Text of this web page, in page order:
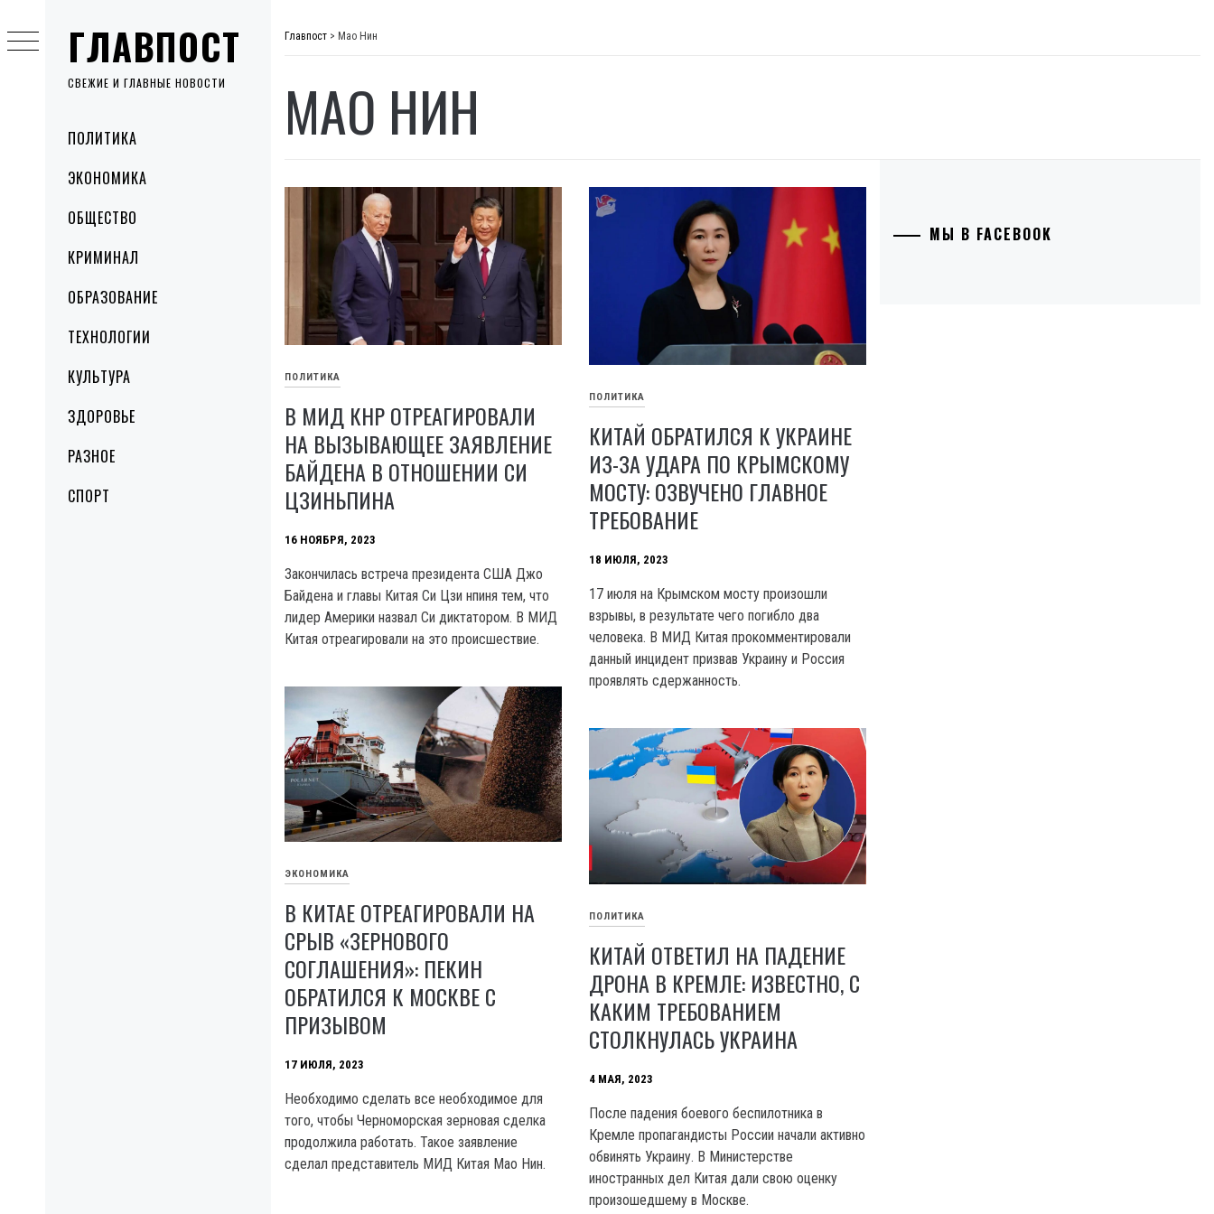
ГЛАВПОСТ
СВЕЖИЕ И ГЛАВНЫЕ НОВОСТИ
MenuПОЛИТИКА
ЭКОНОМИКА
ОБЩЕСТВО
КРИМИНАЛ
ОБРАЗОВАНИЕ
ТЕХНОЛОГИИ
КУЛЬТУРА
ЗДОРОВЬЕ
РАЗНОЕ
СПОРТ
to
content
Главпост > Мао Нин
МАО НИН
ПОЛИТИКА
В МИД КНР ОТРЕАГИРОВАЛИ
НА ВЫЗЫВАЮЩЕЕ ЗАЯВЛЕНИЕ
БАЙДЕНА В ОТНОШЕНИИ СИ
ЦЗИНЬПИНА
16 НОЯБРЯ, 2023
Закончилась встреча президента США Джо
Байдена и главы Китая Си Цзи нпиня тем, что
лидер Америки назвал Си диктатором. В МИД
Китая отреагировали на это происшествие.
ПОЛИТИКА
КИТАЙ ОБРАТИЛСЯ К УКРАИНЕ
ИЗ-ЗА УДАРА ПО КРЫМСКОМУ
МОСТУ: ОЗВУЧЕНО ГЛАВНОЕ
ТРЕБОВАНИЕ
18 ИЮЛЯ, 2023
17 июля на Крымском мосту произошли
взрывы, в результате чего погибло два
человека. В МИД Китая прокомментировали
данный инцидент призвав Украину и Россия
проявлять сдержанность.
ЭКОНОМИКА
В КИТАЕ ОТРЕАГИРОВАЛИ НА
СРЫВ «ЗЕРНОВОГО
СОГЛАШЕНИЯ»: ПЕКИН
ОБРАТИЛСЯ К МОСКВЕ С
ПРИЗЫВОМ
17 ИЮЛЯ, 2023
Необходимо сделать все необходимое для
того, чтобы Черноморская зерновая сделка
продолжила работать. Такое заявление
сделал представитель МИД Китая Mao Нин.
ПОЛИТИКА
КИТАЙ ОТВЕТИЛ НА ПАДЕНИЕ
ДРОНА В КРЕМЛЕ: ИЗВЕСТНО, С
КАКИМ ТРЕБОВАНИЕМ
СТОЛКНУЛАСЬ УКРАИНА
4 МАЯ, 2023
После падения боевого беспилотника в
Кремле пропагандисты России начали активно
обвинять Украину. В Министерстве
иностранных дел Китая дали свою оценку
произошедшему в Москве.
МЫ В FACEBOOK